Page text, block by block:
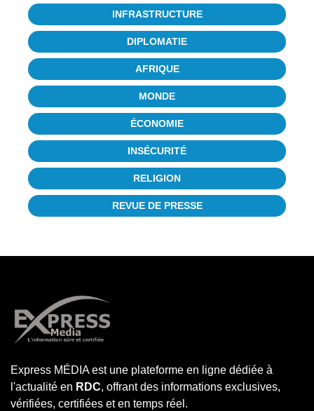
INFRASTRUCTURE
DIPLOMATIE
AFRIQUE
MONDE
ÉCONOMIE
INSÉCURITÉ
RELIGION
REVUE DE PRESSE
Express MÉDIA est une plateforme en ligne dédiée à
l'actualité en RDC, offrant des informations exclusives,
vérifiées, certifiées et en temps réel.